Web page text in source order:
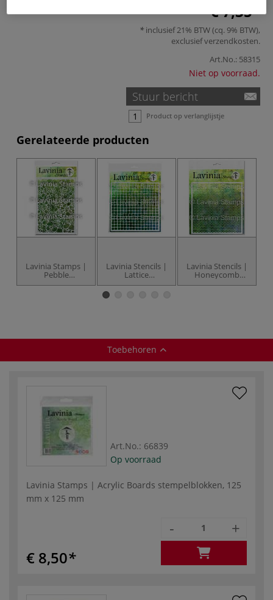
€ 7,35
inclusief 21% BTW (cq. 9% BTW),
exclusiefverzendkosten.
Art.No.: 58315
Niet op voorraad.
Stuur bericht
Product op verlanglijstje
Gerelateerde producten
Lavinia Stamps |
Pebble
motiefstempel
Lavinia Stencils |
Lattice
motiefstempel
Lavinia Stencils |
Honeycomb
motiefstempel
Toebehoren
Art.No.: 66839
Op voorraad
Lavinia Stamps | Acrylic Boards stempelblokken, 125
mm x 125 mm
€ 8,50
- +